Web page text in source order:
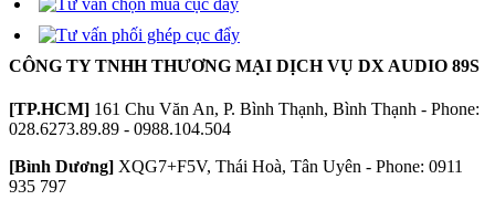
CÔNG TY TNHH THƯƠNG MẠI DỊCH VỤ DX AUDIO 89S
[TP.HCM] 161 Chu Văn An, P. Bình Thạnh, Bình Thạnh - Phone:
028.6273.89.89 - 0988.104.504
[Bình Dương] XQG7+F5V, Thái Hoà, Tân Uyên - Phone: 0911
935 797